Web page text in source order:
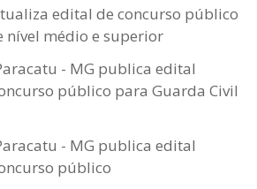
edital de concurso público
nível médio e superior
- MG publica edital
público para Guarda Civil
- MG publica edital
público